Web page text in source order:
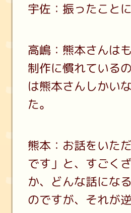
宇佐：振ったこと
高嶋：熊本さんは
制作に慣れている
は熊本さんしかい
た。
熊本：お話をいた
です」と、すごく
か、どんな話にな
のですが、それが